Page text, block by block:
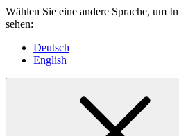
Wählen Sie eine andere Sprache, um
sehen:
Deutsch
English